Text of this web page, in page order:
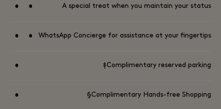
A special treat when you maintain your status
•
•
WhatsApp Concierge for assistance at your fingertips
•
•
Complimentary reserved parking‡
•
Complimentary Hands-free Shopping§
•